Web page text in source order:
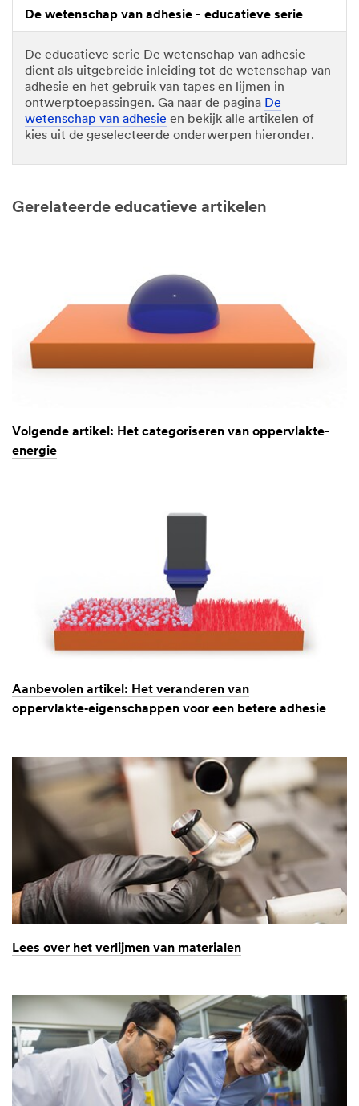
De wetenschap van adhesie - educatieve serie
De educatieve serie De wetenschap van adhesie
dient als uitgebreide inleiding tot de wetenschap van
adhesie en het gebruik van tapes en lijmen in
ontwerptoepassingen. Ga naar de pagina De
wetenschap van adhesie en bekijk alle artikelen of
kies uit de geselecteerde onderwerpen hieronder.
Gerelateerde educatieve artikelen
Volgende artikel: Het categoriseren van oppervlakte-
energie
Aanbevolen artikel: Het veranderen van
oppervlakte‑eigenschappen voor een betere adhesie
Lees over het verlijmen van materialen